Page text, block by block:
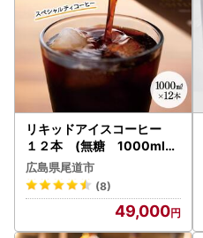
リキッドアイスコーヒー
１２本 (無糖 1000ml
紙パック）スペシャルティ
コーヒー
広島県尾道市
(8)
49,000